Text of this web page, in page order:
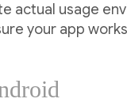
actual usage
your app